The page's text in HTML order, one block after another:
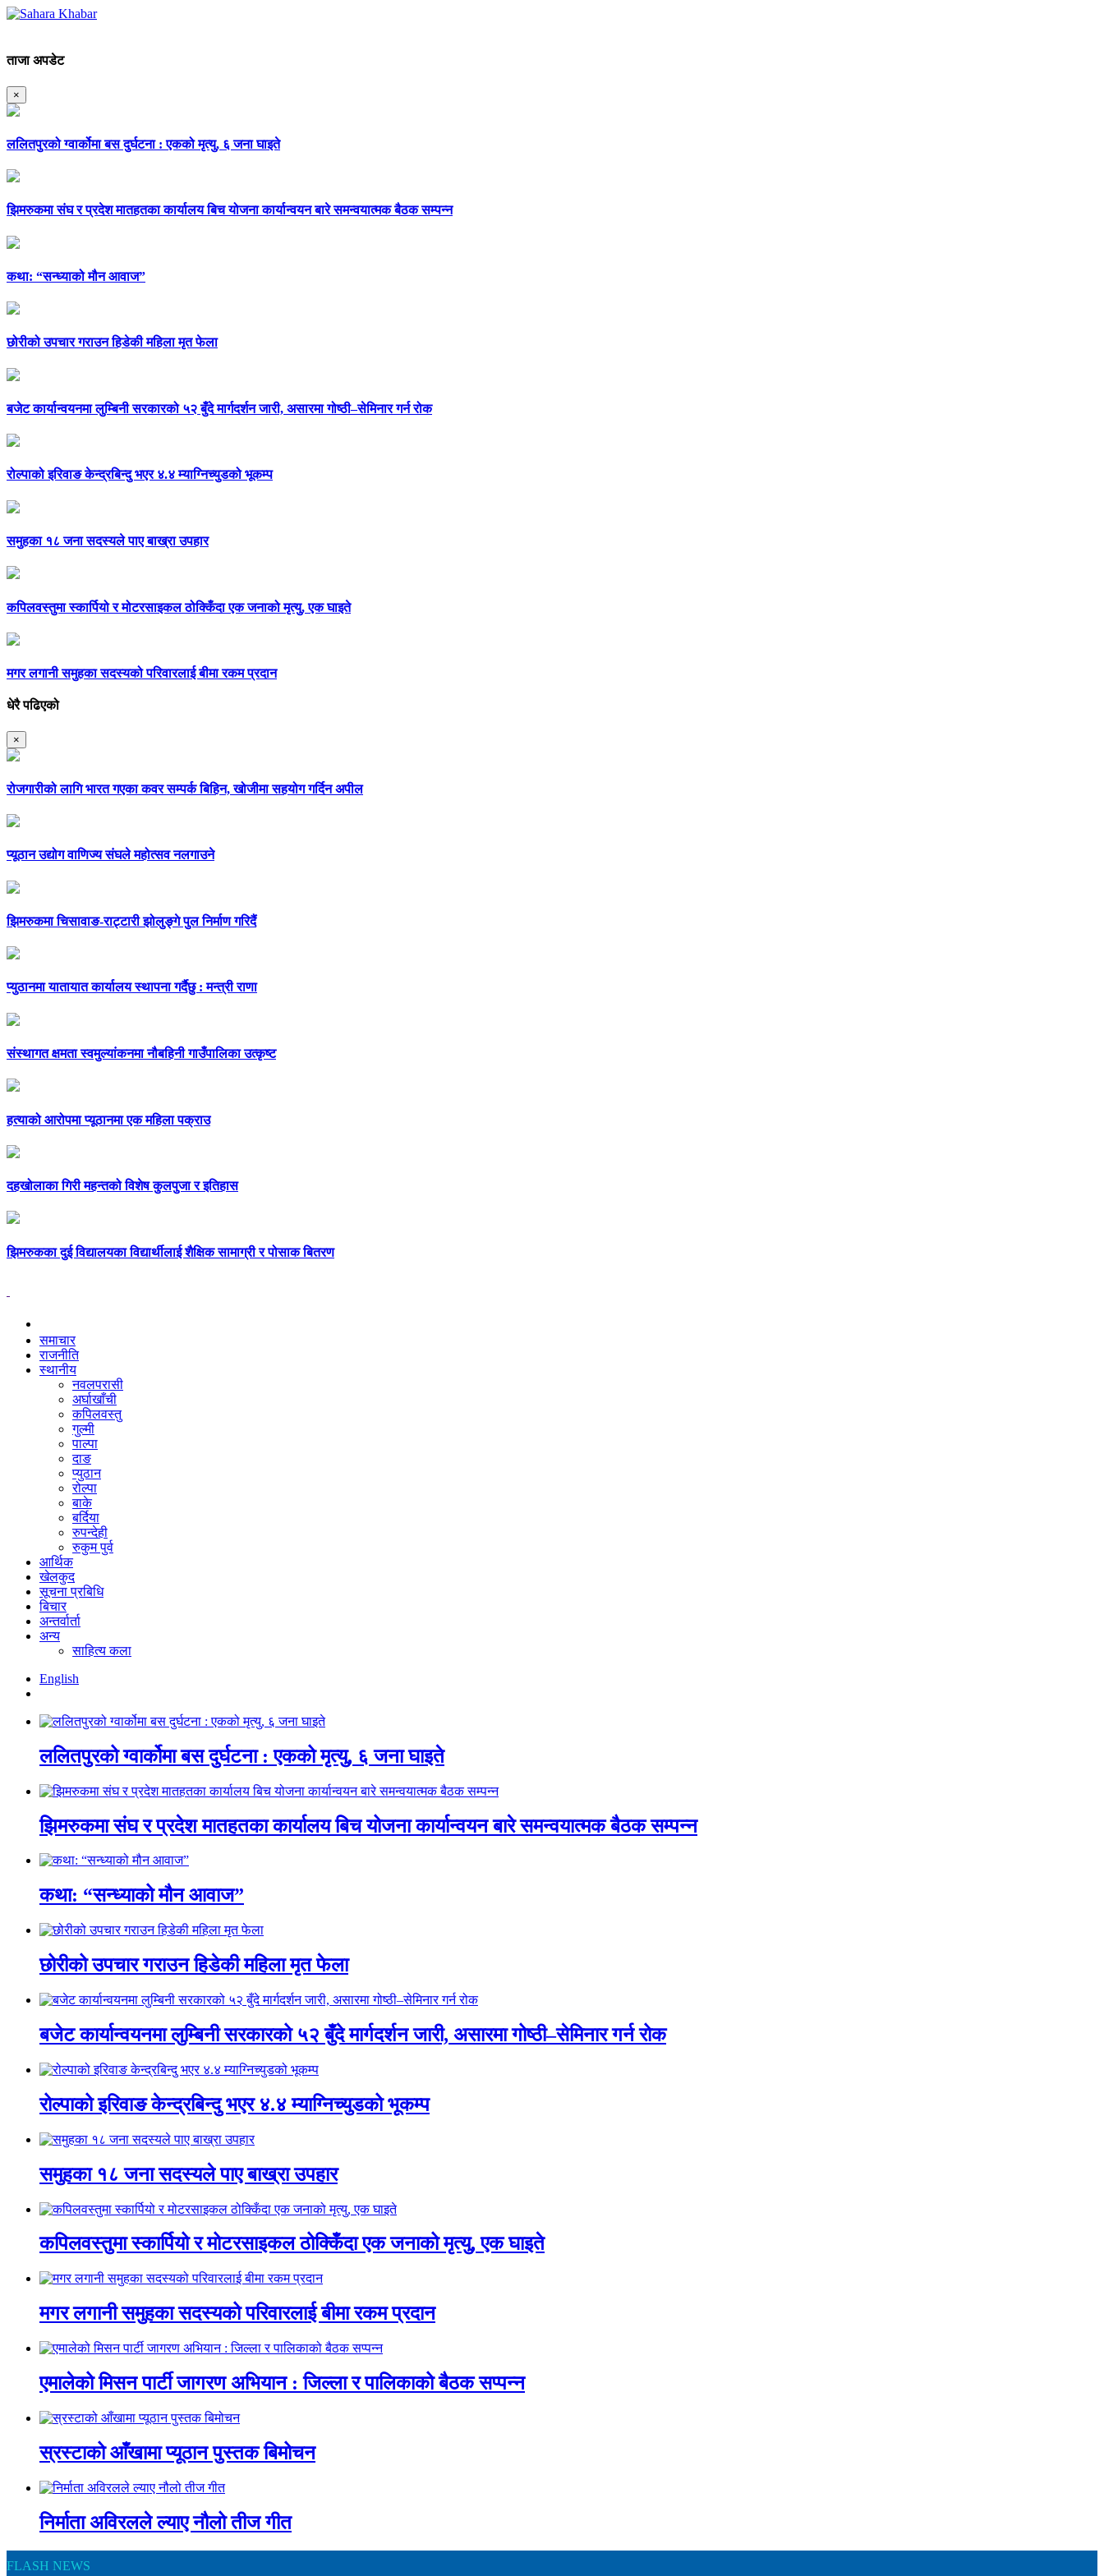
ताजा अपडेट
×
ललितपुरको ग्वार्कोमा बस दुर्घटना : एकको मृत्यु, ६ जना घाइते
झिमरुकमा संघ र प्रदेश मातहतका कार्यालय बिच योजना कार्यान्वयन बारे समन्वयात्मक बैठक सम्पन्न
कथा: “सन्ध्याको मौन आवाज”
छोरीको उपचार गराउन हिडेकी महिला मृत फेला
बजेट कार्यान्वयनमा लुम्बिनी सरकारको ५२ बुँदे मार्गदर्शन जारी, असारमा गोष्ठी–सेमिनार गर्न रोक
रोल्पाको इरिवाङ केन्द्रबिन्दु भएर ४.४ म्याग्निच्युडको भूकम्प
समुहका १८ जना सदस्यले पाए बाख्रा उपहार
कपिलवस्तुमा स्कार्पियो र मोटरसाइकल ठोक्किँदा एक जनाको मृत्यु, एक घाइते
मगर लगानी समुहका सदस्यको परिवारलाई बीमा रकम प्रदान
धेरै पढिएको
×
रोजगारीको लागि भारत गएका कवर सम्पर्क बिहिन, खोजीमा सहयोग गर्दिन अपील
प्यूठान उद्योग वाणिज्य संघले महोत्सव नलगाउने
झिमरुकमा चिसावाङ-राट्टारी झोलुङ्गे पुल निर्माण गरिदैं
प्युठानमा यातायात कार्यालय स्थापना गर्दैछु : मन्त्री राणा
संस्थागत क्षमता स्वमुल्यांकनमा नौबहिनी गाउँपालिका उत्कृष्ट
हत्याको आरोपमा प्यूठानमा एक महिला पक्राउ
दहखोलाका गिरी महन्तको विशेष कुलपुजा र इतिहास
झिमरुकका दुई विद्यालयका विद्यार्थीलाई शैक्षिक सामाग्री र पोसाक बितरण
समाचार
राजनीति
स्थानीय
नवलपरासी
अर्घाखाँची
कपिलवस्तु
गुल्मी
पाल्पा
दाङ
प्युठान
रोल्पा
बाके
बर्दिया
रुपन्देही
रुकुम पुर्व
आर्थिक
खेलकुद
सूचना प्रबिधि
बिचार
अन्तर्वार्ता
अन्य
साहित्य कला
English
ललितपुरको ग्वार्कोमा बस दुर्घटना : एकको मृत्यु, ६ जना घाइते
झिमरुकमा संघ र प्रदेश मातहतका कार्यालय बिच योजना कार्यान्वयन बारे समन्वयात्मक बैठक सम्पन्न
कथा: “सन्ध्याको मौन आवाज”
छोरीको उपचार गराउन हिडेकी महिला मृत फेला
बजेट कार्यान्वयनमा लुम्बिनी सरकारको ५२ बुँदे मार्गदर्शन जारी, असारमा गोष्ठी–सेमिनार गर्न रोक
रोल्पाको इरिवाङ केन्द्रबिन्दु भएर ४.४ म्याग्निच्युडको भूकम्प
समुहका १८ जना सदस्यले पाए बाख्रा उपहार
कपिलवस्तुमा स्कार्पियो र मोटरसाइकल ठोक्किँदा एक जनाको मृत्यु, एक घाइते
मगर लगानी समुहका सदस्यको परिवारलाई बीमा रकम प्रदान
एमालेको मिसन पार्टी जागरण अभियान : जिल्ला र पालिकाको बैठक सप्पन्न
स्रस्टाको आँखामा प्यूठान पुस्तक बिमोचन
निर्माता अविरलले ल्याए नौलो तीज गीत
FLASH NEWS